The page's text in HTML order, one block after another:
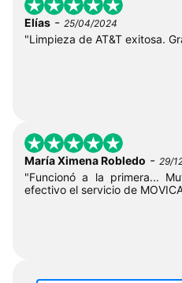
Elías - 25/04/2024
"Limpieza de AT&T exitosa.
María Ximena Robledo - 29/
"Funcionó a la primera...
efectivo el servicio de